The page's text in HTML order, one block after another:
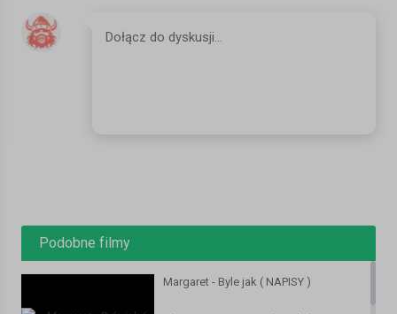
Podobne filmy
Margaret - Byle jak ( NAPISY )